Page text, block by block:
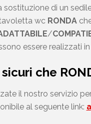
sostituzione di un
wc RONDA
/
essere realizzati
che
il nostro servizio
al seguente link: